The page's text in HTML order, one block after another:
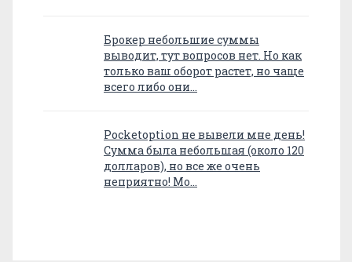
Брокер небольшие суммы
выводит, тут вопросов нет. Но как
только ваш оборот растет, но чаще
всего либо они…
Pocketoption не вывели мне день!
Сумма была небольшая (около 120
долларов), но все же очень
неприятно! Мо…